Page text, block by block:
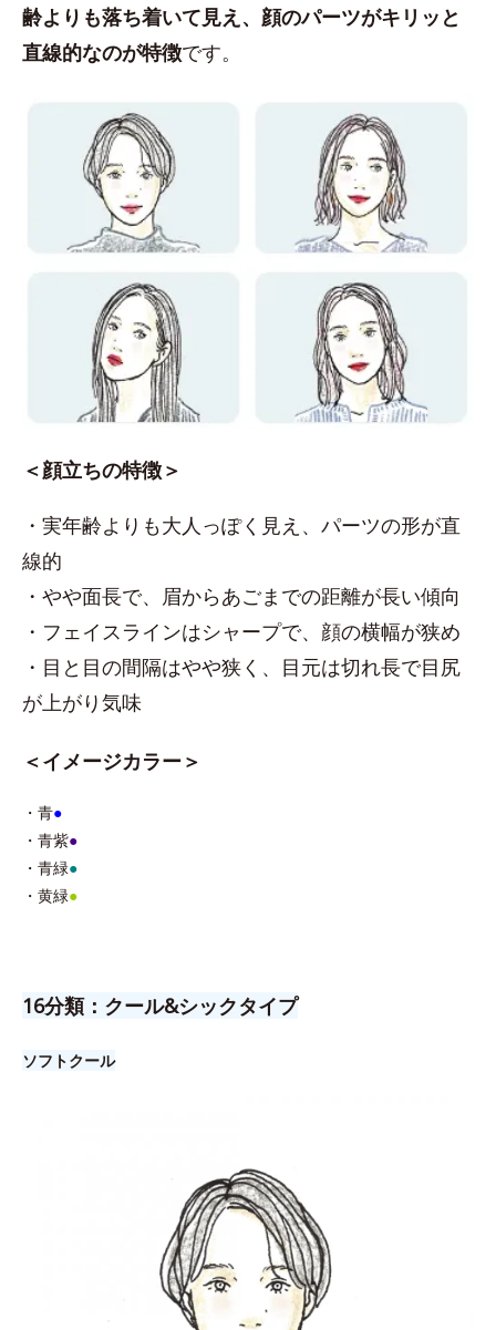
齢よりも落ち着いて見え、顔のパーツがキリッと
直線的なのが特徴です。
＜顔立ちの特徴＞
・実年齢よりも大人っぽく見え、パーツの形が直
線的
・やや面長で、眉からあごまでの距離が長い傾向
・フェイスラインはシャープで、顔の横幅が狭め
・目と目の間隔はやや狭く、目元は切れ長で目尻
が上がり気味
＜イメージカラー＞
・青●
・青紫●
・青緑●
・黄緑●
16分類：クール&シックタイプ
ソフトクール